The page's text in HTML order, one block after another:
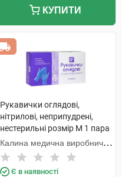
КУПИТИ
Рукавички оглядові,
нітрилові, неприпудрені,
нестерильні розмір M 1 пара
Калина медична виробнича
компанія
Є в наявності